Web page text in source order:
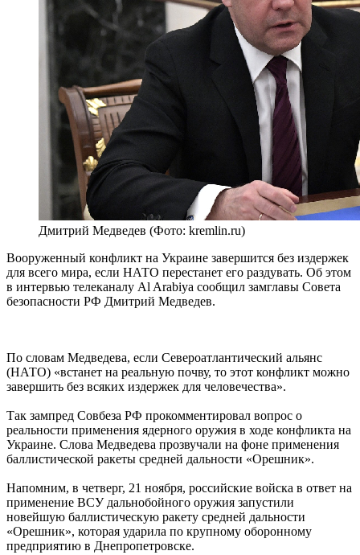
Дмитрий Медведев (Фото: kremlin.ru)
Вооруженный конфликт на Украине завершится без издержек
для всего мира, если НАТО перестанет его раздувать. Об этом
в интервью телеканалу Al Arabiya сообщил замглавы Совета
безопасности РФ Дмитрий Медведев.
По словам Медведева, если Североатлантический альянс
(НАТО) «встанет на реальную почву, то этот конфликт можно
завершить без всяких издержек для человечества».
Так зампред Совбеза РФ прокомментировал вопрос о
реальности применения ядерного оружия в ходе конфликта на
Украине. Слова Медведева прозвучали на фоне применения
баллистической ракеты средней дальности «Орешник».
Напомним, в четверг, 21 ноября, российские войска в ответ на
применение ВСУ дальнобойного оружия запустили
новейшую баллистическую ракету средней дальности
«Орешник», которая ударила по крупному оборонному
предприятию в Днепропетровске.